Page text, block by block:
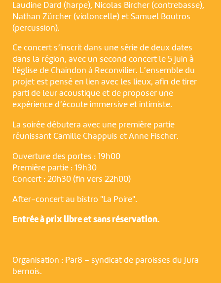
Laudine Dard (harpe), Nicolas Bircher (contrebasse),
Nathan Zürcher (violoncelle) et Samuel Boutros
(percussion).
Ce concert s’inscrit dans une série de deux dates
dans la région, avec un second concert le 5 juin à
l'église de Chaindon à Reconvilier. L’ensemble du
projet est pensé en lien avec les lieux, afin de tirer
parti de leur acoustique et de proposer une
expérience d’écoute immersive et intimiste.
La soirée débutera avec une première partie
réunissant Camille Chappuis et Anne Fischer.
Ouverture des portes : 19h00
Première partie : 19h30
Concert : 20h30 (fin vers 22h00)
After-concert au bistro "La Poire".
Entrée à prix libre et sans réservation.
Organisation : Par8 – syndicat de paroisses du Jura
bernois.